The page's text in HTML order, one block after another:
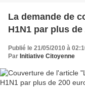
La demande de
H1N1 par plus
Publié le 21/05/2010 à
Par Initiative Citoyenne